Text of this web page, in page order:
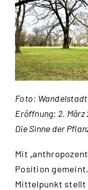
Foto:
Eröffnung: 2. März
Die Sinne der
Mit
Position
Mittelpunkt stellt